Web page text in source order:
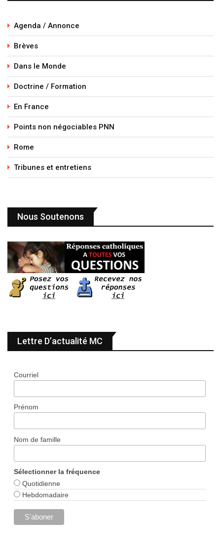
Agenda / Annonce
Brèves
Dans le Monde
Doctrine / Formation
En France
Points non négociables PNN
Rome
Tribunes et entretiens
Nous Soutenons
Lettre D’actualité MC
Courriel
Prénom
Nom de famille
Sélectionner la fréquence
Quotidienne
Hebdomadaire